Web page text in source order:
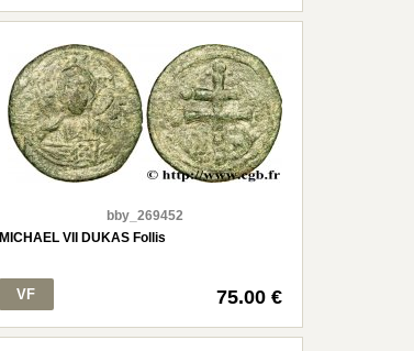
bby_269452
MICHAEL VII DUKAS Follis
VF 75.00 €